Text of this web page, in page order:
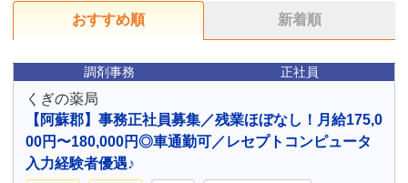
おすすめ順 新着順
調剤事務 正社員
くぎの薬局
【阿蘇郡】事務正社員募集／残業ほぼなし！月給175,0
00円〜180,000円◎車通勤可／レセプトコンピュータ
入力経験者優遇♪